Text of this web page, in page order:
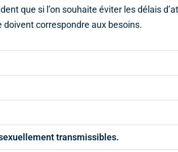
que si l’on souhaite éviter les délais
correspondre aux besoins.
transmissibles.